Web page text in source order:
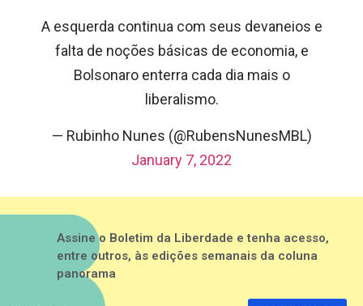
A esquerda continua com seus devaneios e
falta de noções básicas de economia, e
Bolsonaro enterra cada dia mais o
liberalismo.
— Rubinho Nunes (@RubensNunesMBL)
January 7, 2022
Assine o Boletim da Liberdade e tenha acesso,
entre outros, às edições semanais da coluna
panorama